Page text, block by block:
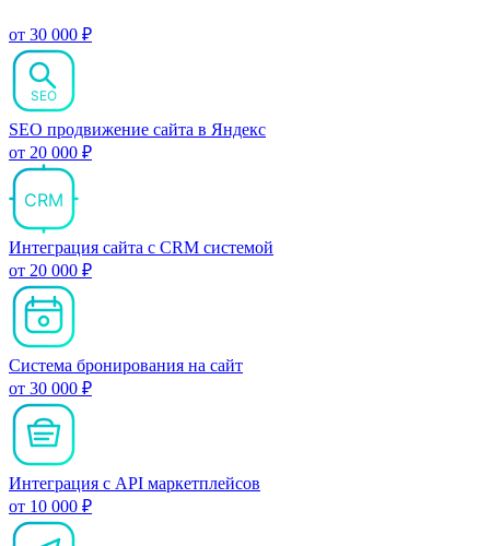
от 30 000 ₽
SEO
SEO продвижение сайта в Яндекс
от 20 000 ₽
CRM
Интеграция сайта с CRM системой
от 20 000 ₽
Система бронирования на сайт
от 30 000 ₽
Интеграция с API маркетплейсов
от 10 000 ₽